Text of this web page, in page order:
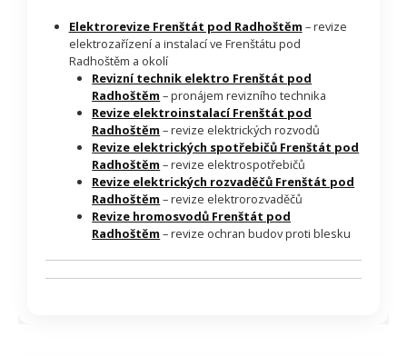
Elektrorevize Frenštát pod Radhoštěm – revize
elektrozařízení a instalací ve Frenštátu pod
Radhoštěm a okolí
Revizní technik elektro Frenštát pod
Radhoštěm – pronájem revizního technika
Revize elektroinstalací Frenštát pod
Radhoštěm – revize elektrických rozvodů
Revize elektrických spotřebičů Frenštát pod
Radhoštěm – revize elektrospotřebičů
Revize elektrických rozvaděčů Frenštát pod
Radhoštěm – revize elektrorozvaděčů
Revize hromosvodů Frenštát pod
Radhoštěm – revize ochran budov proti blesku